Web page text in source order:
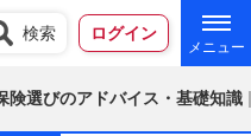
検索 ログイン
険選びのアドバイス・基礎知識